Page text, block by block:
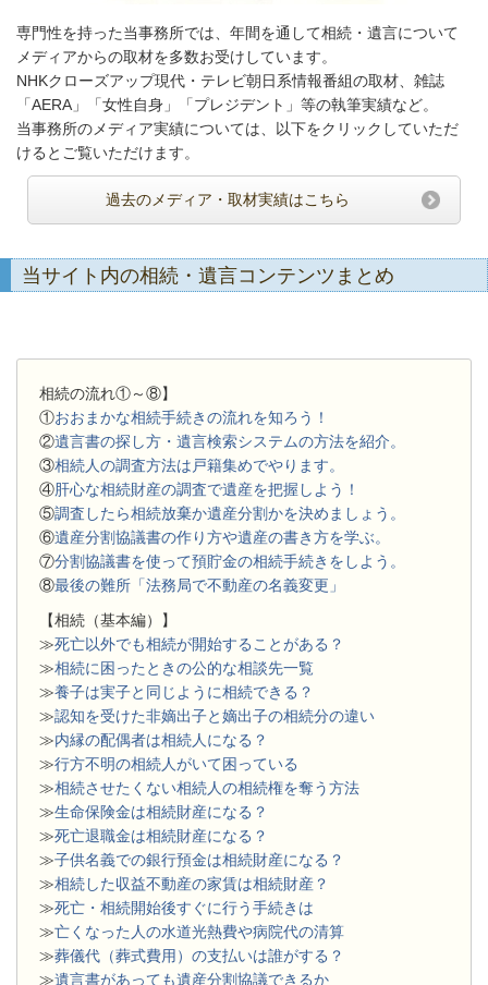
専門性を持った当事務所では、年間を通して相続・遺言について
メディアからの取材を多数お受けしています。
NHKクローズアップ現代・テレビ朝日系情報番組の取材、雑誌
「AERA」「女性自身」「プレジデント」等の執筆実績など。
当事務所のメディア実績については、以下をクリックしていただ
けるとご覧いただけます。
過去のメディア・取材実績はこちら
当サイト内の相続・遺言コンテンツまとめ
相続の流れ①～⑧】
①おおまかな相続手続きの流れを知ろう！
②遺言書の探し方・遺言検索システムの方法を紹介。
③相続人の調査方法は戸籍集めでやります。
④肝心な相続財産の調査で遺産を把握しよう！
⑤調査したら相続放棄か遺産分割かを決めましょう。
⑥遺産分割協議書の作り方や遺産の書き方を学ぶ。
⑦分割協議書を使って預貯金の相続手続きをしよう。
⑧最後の難所「法務局で不動産の名義変更」
【相続（基本編）】
≫死亡以外でも相続が開始することがある？
≫相続に困ったときの公的な相談先一覧
≫養子は実子と同じように相続できる？
≫認知を受けた非嫡出子と嫡出子の相続分の違い
≫内縁の配偶者は相続人になる？
≫行方不明の相続人がいて困っている
≫相続させたくない相続人の相続権を奪う方法
≫生命保険金は相続財産になる？
≫死亡退職金は相続財産になる？
≫子供名義での銀行預金は相続財産になる？
≫相続した収益不動産の家賃は相続財産？
≫死亡・相続開始後すぐに行う手続きは
≫亡くなった人の水道光熱費や病院代の清算
≫葬儀代（葬式費用）の支払いは誰がする？
≫遺言書があっても遺産分割協議できるか